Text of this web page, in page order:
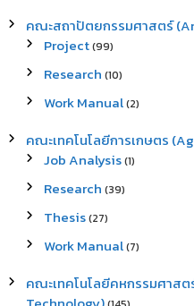
คณะสถาปัตยกรรมศาสตร์
Project(99)
Research (10)
Work Manual(2)
คณะเทคโนโลยีการเกษตร
Job Analysis(1)
Research (39)
Thesis(27)
Work Manual(7)
คณะเทคโนโลยีคหกรรมศาสต